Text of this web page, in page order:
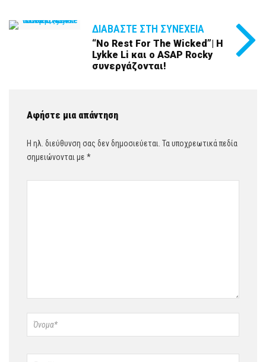
ΔΙΑΒΆΣΤΕ ΣΤΗ ΣΥΝΈΧΕΙΑ
“No Rest For The Wicked”| Η
Lykke Li και ο ASAP Rocky
συνεργάζονται!
Αφήστε μια απάντηση
Η ηλ. διεύθυνση σας δεν δημοσιεύεται. Τα υποχρεωτικά πεδία
σημειώνονται με *